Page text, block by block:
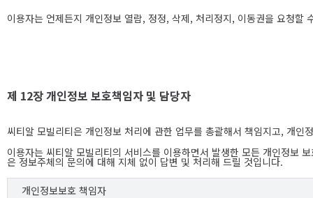
이용자는 언제든지 개인정보 열람, 정정, 삭제, 처리정지, 이동권을 요청
제 12장 개인정보 보호책임자 및 담당자
씨티알 모빌리티은 개인정보 처리에 관한 업무를 총괄해서 책임지고, 개
이용자는 씨티알 모빌리티의 서비스를 이용하면서 발생한 모든 개인정보
은 정보주체의 문의에 대해 지체 없이 답변 및 처리해 드릴 것입니다.
개인정보보호 책임자